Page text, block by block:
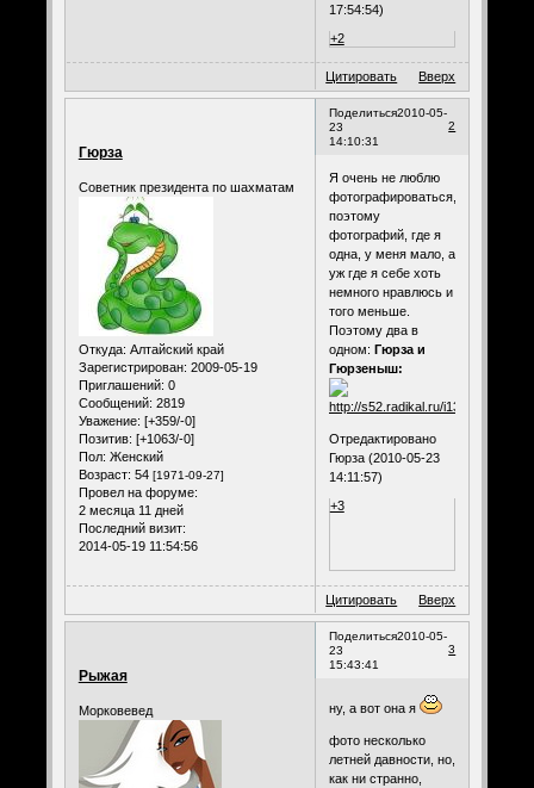
17:54:54)
+2
Цитировать Вверх
Поделиться
2
2010-05-
23
14:10:31
Гюрза
Советник президента по шахматам
Откуда: Алтайский край
Зарегистрирован: 2009-05-19
Приглашений: 0
Сообщений: 2819
Уважение: [+359/-0]
Позитив: [+1063/-0]
Пол: Женский
Возраст: 54 [1971-09-27]
Провел на форуме:
2 месяца 11 дней
Последний визит:
2014-05-19 11:54:56
Я очень не люблю
фотографироваться,
поэтому
фотографий, где я
одна, у меня мало, а
уж где я себе хоть
немного нравлюсь и
того меньше.
Поэтому два в
одном: Гюрза и
Гюрзеныш:
Отредактировано
Гюрза (2010-05-23
14:11:57)
+3
Цитировать Вверх
Поделиться
3
2010-05-
23
15:43:41
Рыжая
Морковевед ну, а вот она я
фото несколько
летней давности, но,
как ни странно,